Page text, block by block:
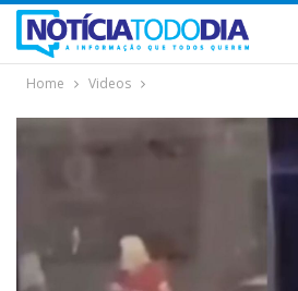
Home Videos